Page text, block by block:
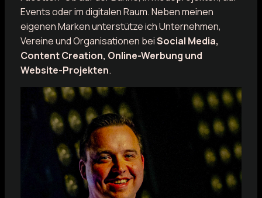
Events oder im digitalen Raum. Neben meinen
eigenen Marken unterstütze ich Unternehmen,
Vereine und Organisationen beiSocial Media,
Content Creation, Online-Werbung und
Website-Projekten.